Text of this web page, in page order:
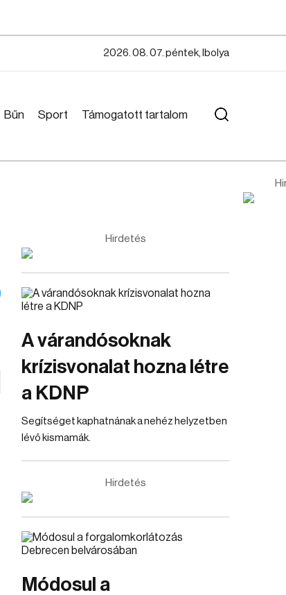
2026. 08. 07. péntek, Ibolya
Bűn Sport Támogatott tartalom
Hirdetés
A várandósoknak
krízisvonalat hozna létre
a KDNP
Segítséget kaphatnának a nehéz helyzetben
lévő kismamák.
Hirdetés
Módosul a